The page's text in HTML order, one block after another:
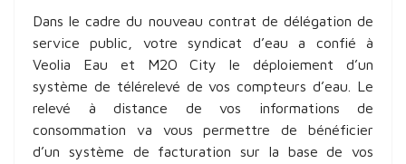
Dans le cadre du nouveau contrat de délégation de
service public, votre syndicat d’eau a confié à
Veolia Eau et M2O City le déploiement d’un
système de télérelevé de vos compteurs d’eau. Le
relevé à distance de vos informations de
consommation va vous permettre de bénéficier
d’un système de facturation sur la base de vos